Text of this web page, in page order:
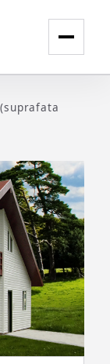
(suprafata